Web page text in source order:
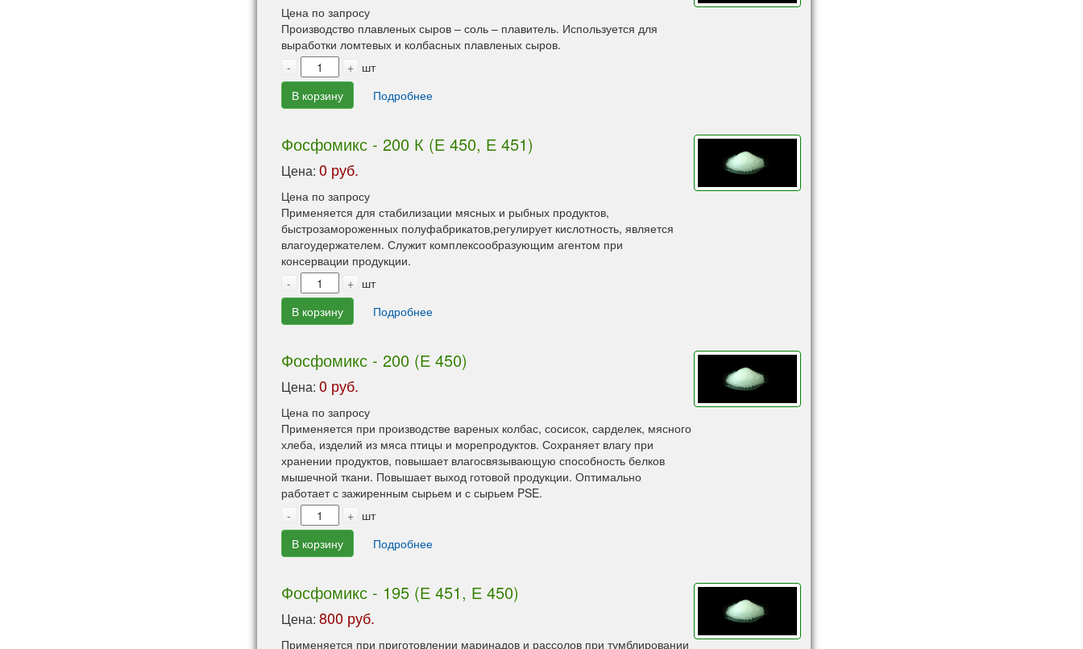
Цена по запросу
Производство плавленых сыров – соль – плавитель. Используется для
выработки ломтевых и колбасных плавленых сыров.
-
+ шт
В корзину
Подробнее
Фосфомикс - 200 К (Е 450, Е 451)
Цена: 0 руб.
Цена по запросу
Применяется для стабилизации мясных и рыбных продуктов,
быстрозамороженных полуфабрикатов,регулирует кислотность, является
влагоудержателем. Служит комплексообразующим агентом при
консервации продукции.
-
+ шт
В корзину
Подробнее
Фосфомикс - 200 (Е 450)
Цена: 0 руб.
Цена по запросу
Применяется при производстве вареных колбас, сосисок, сарделек, мясного
хлеба, изделий из мяса птицы и морепродуктов. Сохраняет влагу при
хранении продуктов, повышает влагосвязывающую способность белков
мышечной ткани. Повышает выход готовой продукции. Оптимально
работает с зажиренным сырьем и с сырьем PSE.
-
+ шт
В корзину
Подробнее
Фосфомикс - 195 (Е 451, Е 450)
Цена: 800 руб.
Применяется при приготовлении маринадов и рассолов при тумблировании